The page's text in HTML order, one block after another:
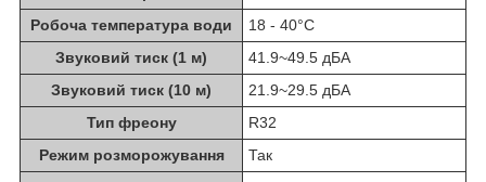
Робоча температура води
18 - 40°C
Звуковий тиск (1 м)
41.9~49.5 дБА
Звуковий тиск (10 м)
21.9~29.5 дБА
Тип фреону
R32
Режим розморожування
Так